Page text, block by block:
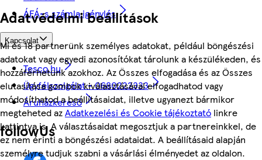
Adatvédelmi beállítások
Mi és 18 partnerünk személyes adatokat, például böngészési
adatokat vagy egyedi azonosítókat tárolunk a készülékeden, és
hozzáférhetünk azokhoz. Az Összes elfogadása és az Összes
elutasítása gombok kiválasztásával elfogadhatod vagy
módosíthatod a beállításaidat, illetve ugyanezt bármikor
megteheted azAdatkezelési és Cookie tájékoztató linkre
kattintva is. A választásaidat megosztjuk a partnereinkkel, de
ez nem érinti a böngészési adataidat. A beállításaid alapján
személyre tudjuk szabni a vásárlási élményedet az oldalon.
ÁFÁ-s számla igénylés
Kapcsolat
Tesco.hu
Ügyfélszolgálat - 0680222333
Áruházkereső
followUs